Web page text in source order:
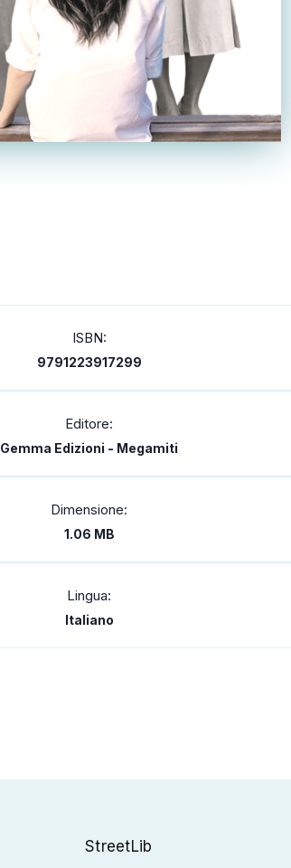
ISBN:
9791223917299
Editore:
Gemma Edizioni - Megamiti
Dimensione:
1.06 MB
Lingua:
Italiano
StreetLib